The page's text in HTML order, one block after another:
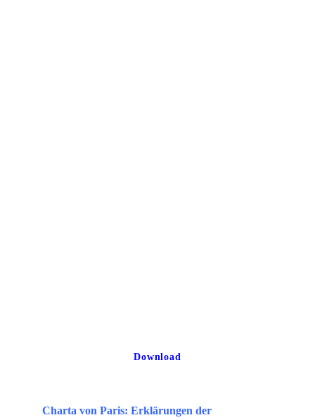
Download
Charta von Paris: Erklärungen der